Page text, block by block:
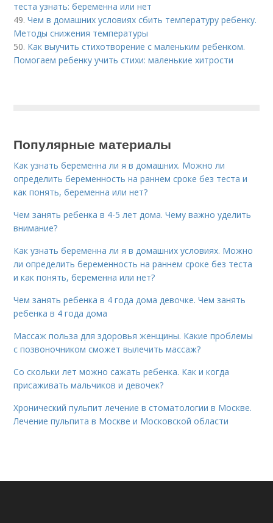
теста узнать: беременна или нет
49.Чем в домашних условиях сбить температуру ребенку.
Методы снижения температуры
50. Как выучить стихотворение с маленьким ребенком.
Помогаем ребенку учить стихи: маленькие хитрости
Популярные материалы
Как узнать беременна ли я в домашних. Можно ли
определить беременность на раннем сроке без теста и
как понять, беременна или нет?
Чем занять ребенка в 4-5 лет дома. Чему важно уделить
внимание?
Как узнать беременна ли я в домашних условиях. Можно
ли определить беременность на раннем сроке без теста
и как понять, беременна или нет?
Чем занять ребенка в 4 года дома девочке. Чем занять
ребенка в 4 года дома
Массаж польза для здоровья женщины. Какие проблемы
с позвоночником сможет вылечить массаж?
Со скольки лет можно сажать ребенка. Как и когда
присаживать мальчиков и девочек?
Хронический пульпит лечение в стоматологии в Москве.
Лечение пульпита в Москве и Московской области